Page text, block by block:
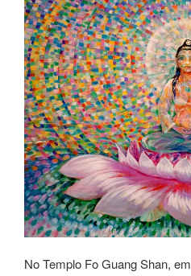
No Templo Fo Guang Shan,